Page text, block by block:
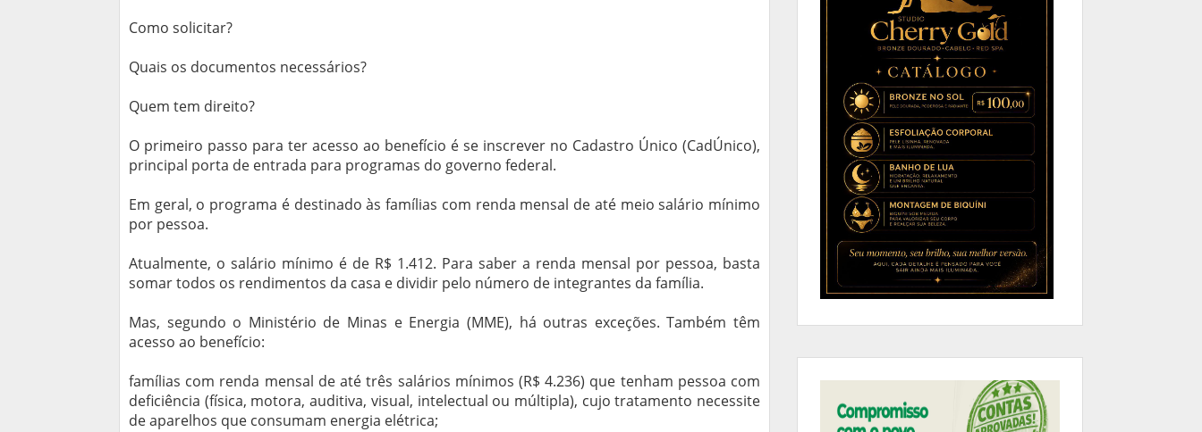
Como solicitar?
Quais os documentos necessários?
Quem tem direito?
O primeiro passo para ter acesso ao benefício é se inscrever no Cadastro Único (CadÚnico),
principal porta de entrada para programas do governo federal.
Em geral, o programa é destinado às famílias com renda mensal de até meio salário mínimo
por pessoa.
Atualmente, o salário mínimo é de R$ 1.412. Para saber a renda mensal por pessoa, basta
somar todos os rendimentos da casa e dividir pelo número de integrantes da família.
Mas, segundo o Ministério de Minas e Energia (MME), há outras exceções. Também têm
acesso ao benefício:
famílias com renda mensal de até três salários mínimos (R$ 4.236) que tenham pessoa com
deficiência (física, motora, auditiva, visual, intelectual ou múltipla), cujo tratamento necessite
de aparelhos que consumam energia elétrica;